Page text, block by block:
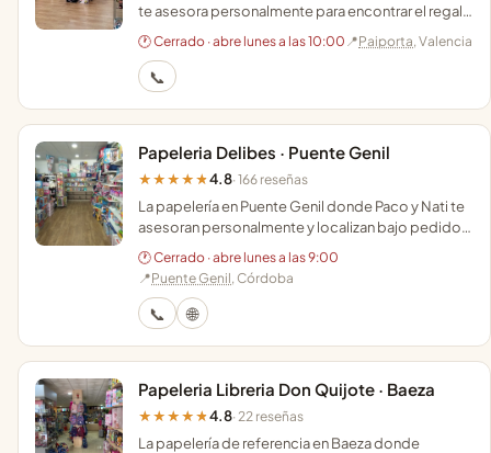
te asesora personalmente para encontrar el regalo
ideal o ese juego de mesa que no localizas.
🕐 Cerrado · abre lunes a las 10:00 📍Paiporta, Valencia
📞
Papeleria Delibes · Puente Genil
★★★★★ 4.8· 166 reseñas
La papelería en Puente Genil donde Paco y Nati te
asesoran personalmente y localizan bajo pedido
cualquier libro o juguete que no encuentres.
🕐 Cerrado · abre lunes a las 9:00
📍Puente Genil, Córdoba
📞 🌐
Papeleria Libreria Don Quijote · Baeza
★★★★★ 4.8· 22 reseñas
La papelería de referencia en Baeza donde